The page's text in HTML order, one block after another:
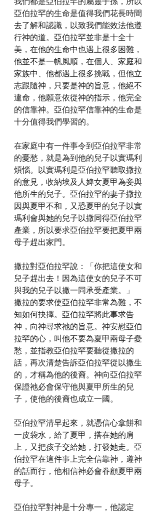
亞伯拉罕的生命是值得我們花長時間
去了解和認識，以致我們能效法他遵
行神的道。亞伯拉罕並非是十全十
美，在他的生命中也遇上很多困難，
他並不是一帆風順，在個人、家庭和
家族中、他都遇上很多挑戰，但他立
志跟隨神，只要是神的旨意，他絕不
違命，他願意依從神的指示，他完全
的信靠神。亞伯拉罕信靠神的生命是
十分值得我們學習的。
在家庭中有一件事令到亞伯拉罕非常
的憂愁，就是為到他的兒子以實瑪利
煩惱。以實瑪利是亞伯拉罕聽取撒拉
的意見，收納埃及人婢女夏甲為妾與
他所生的兒子。亞伯拉罕的妻子撒拉
因與夏甲不和，又恐夏甲的兒子以實
瑪利會與她的兒子以撒同得亞伯拉罕
產業，所以要求亞伯拉罕要把夏甲兩
母子趕出家門。
撒拉對亞伯拉罕說：「你把這使女和
兒子趕出去！因為這使女的兒子不可
與我的兒子以撒一同承受產業。」
撒拉的要求使亞伯拉罕非常為難，不
知如何抉擇。亞伯拉罕將此事求告
神，向神尋求祂的旨意。神安慰亞伯
拉罕的心，叫他不要為夏甲兩母子憂
愁，並指教亞伯拉罕要聽從撒拉的
話，再次清楚告訴亞伯拉罕從以撒生
的，才稱為他的後裔。神向亞伯拉罕
保證祂必會保守他與夏甲所生的兒
子，使他的後裔也成立一國。
亞伯拉罕清早起來，就憑信心拿餅和
一皮袋水，給了夏甲，搭在她的肩
上，又把孩子交給她，打發她走。亞
伯拉罕在這件事上完全信靠神，遵神
的話而行，他相信神必會眷顧夏甲兩
母子。
亞伯拉罕對神是十分專一，他認定